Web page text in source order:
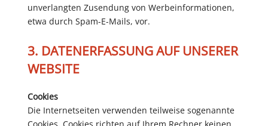
unverlangten Zusendung von Werbeinformationen,
etwa durch Spam-E-Mails, vor.
3. DATENERFASSUNG AUF UNSERER
WEBSITE
Cookies
Die Internetseiten verwenden teilweise sogenannte